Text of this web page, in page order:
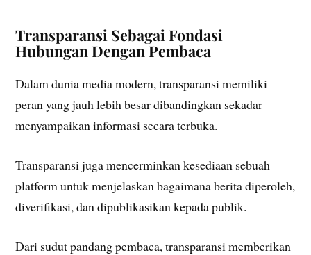
Transparansi Sebagai Fondasi
Hubungan Dengan Pembaca
Dalam dunia media modern, transparansi memiliki
peran yang jauh lebih besar dibandingkan sekadar
menyampaikan informasi secara terbuka.
Transparansi juga mencerminkan kesediaan sebuah
platform untuk menjelaskan bagaimana berita diperoleh,
diverifikasi, dan dipublikasikan kepada publik.
Dari sudut pandang pembaca, transparansi memberikan